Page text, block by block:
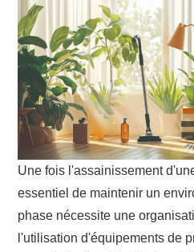
Une fois l'assainissement
essentiel de maintenir un
phase nécessite une
l'utilisation d'équipements de